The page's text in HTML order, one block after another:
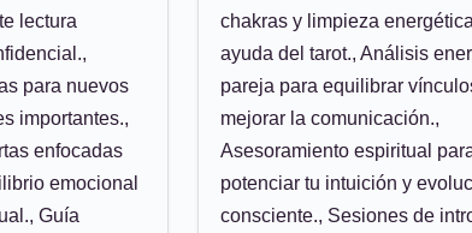
lectura
para nuevos
importantes.,
enfocadas
emocional
Guía
chakras y limpieza
ayuda del tarot., Análisis
pareja para equilibrar
mejorar la comunicación.,
Asesoramiento espiritual
potenciar tu intuición y
consciente., Sesiones de